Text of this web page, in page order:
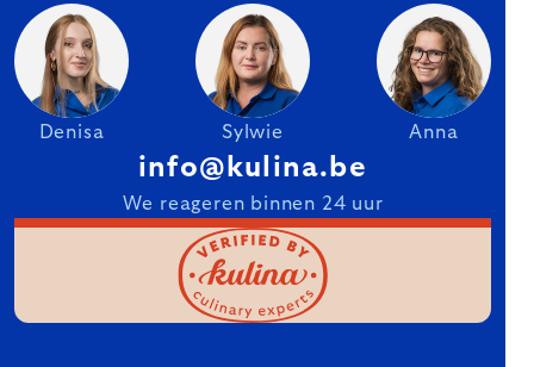
Denisa Sylwie Anna
info@kulina.be
We reageren binnen 24 uur